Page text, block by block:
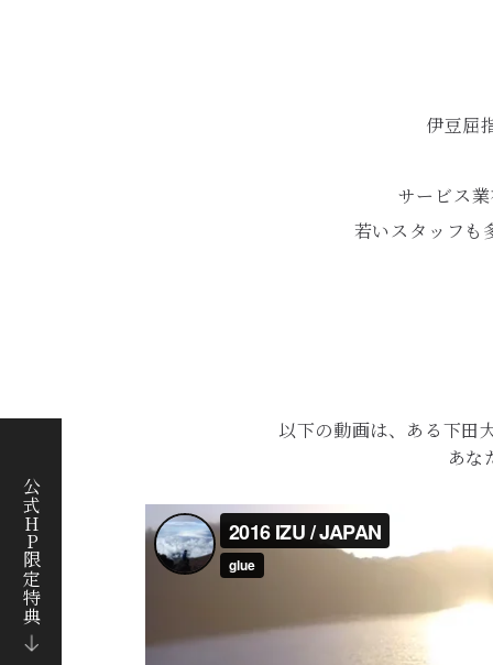
公式HP限定特典
伊豆屈
サービス
若いスタッフも
以下の動画は、ある下田
あな